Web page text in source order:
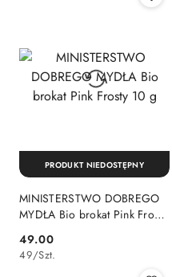
MINISTERSTWO DOBREGO
MYDŁA Bio brokat Pink Frosty
Cena:
49.00
49/Szt.
PRODUKT NIEDOSTĘPNY